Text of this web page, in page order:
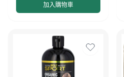
加入購物車